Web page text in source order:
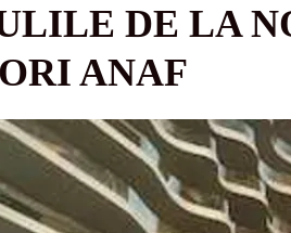
DE LA
ANAF